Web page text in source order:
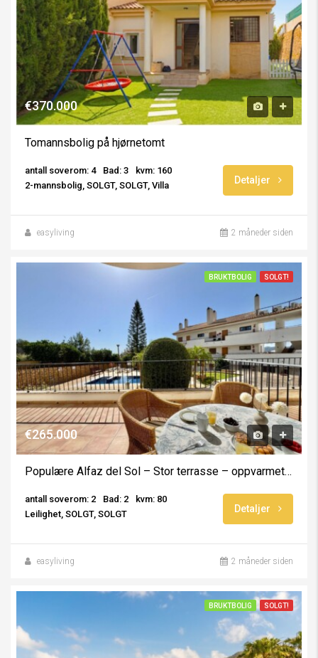
€370.000
Tomannsbolig på hjørnetomt
antall soverom: 4 Bad: 3
kvm: 160
2-mannsbolig, SOLGT, SOLGT, Villa
Detaljer
easyliving 2 måneder siden
BRUKTBOLIG SOLGT!
€265.000
Populære Alfaz del Sol – Stor terrasse – oppvarmet basseng
antall soverom: 2 Bad: 2
kvm: 80
Leilighet, SOLGT, SOLGT
Detaljer
easyliving 2 måneder siden
BRUKTBOLIG SOLGT!